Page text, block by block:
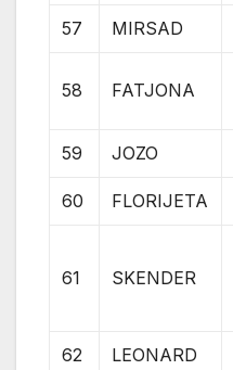
57 MIRSAD
58 FATJONA
59 JOZO
60 FLORIJETA
61 SKENDER
62 LEONARD